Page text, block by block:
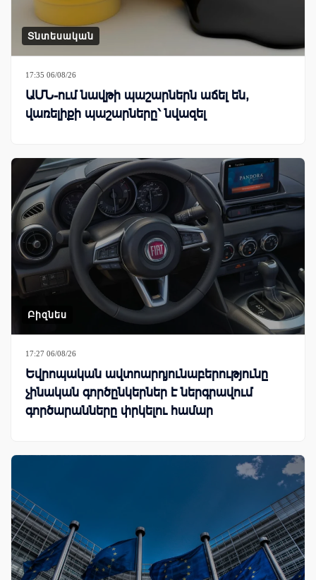
Տնտեսական
17:35 06/08/26
ԱՄՆ-ում նավթի պաշարներն աճել են,
վառելիքի պաշարները՝ նվազել
Բիզնես
17:27 06/08/26
Եվրոպական ավտոարդյունաբերությունը
չինական գործընկերներ է ներգրավում
գործարանները փրկելու համար